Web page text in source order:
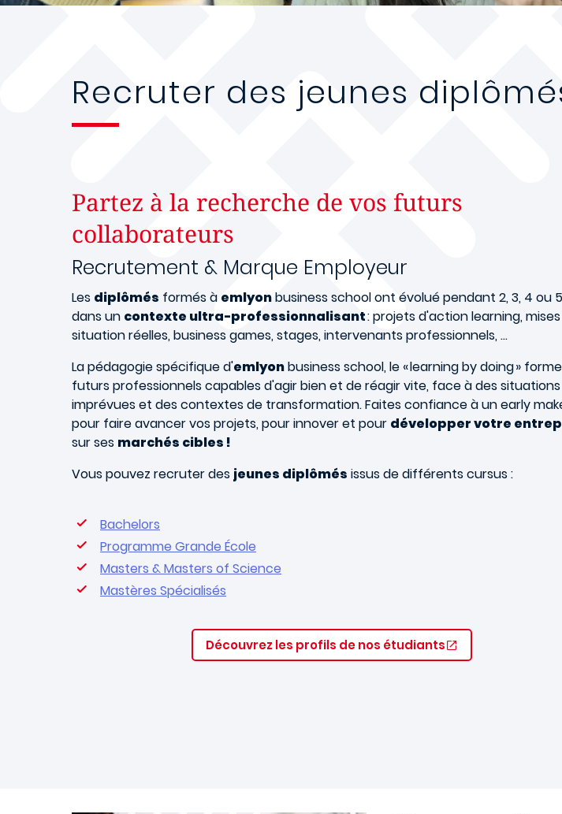
Recruter des jeunes
Partez à la recherche de vos futurs
collaborateurs
Recrutement & Marque Employeur
Les diplômés formés à emlyonbusiness school ont évolué pendant 2, 3, 4 ou
dans un contexte ultra-professionnalisant: projets d'action learning,
situation réelles, business games, stages, intervenants professionnels, …
La pédagogie spécifique d'emlyonbusiness school, le « learning by doing »
futurs professionnels capables d'agir bien et de réagir vite, face à des situations
imprévues et des contextes de transformation. Faites confiance à un early
pour faire avancer vos projets, pour innover et pour développer votre
sur ses marchés cibles !
Vous pouvez recruter des jeunes diplômés issus de différents cursus :
Bachelors
Programme Grande École
Masters & Masters of Science
Mastères Spécialisés
Découvrez les profils de nos étudiants